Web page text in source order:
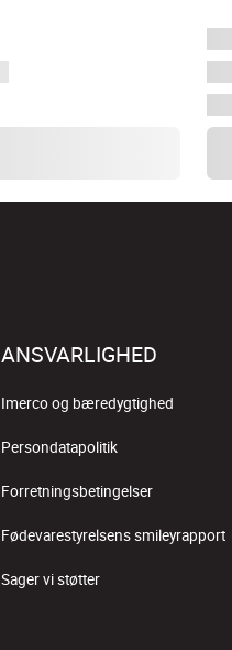
ANSVARLIGHED
Imerco og bæredygtighed
Persondatapolitik
Forretningsbetingelser
Fødevarestyrelsens smileyrapport
Sager vi støtter